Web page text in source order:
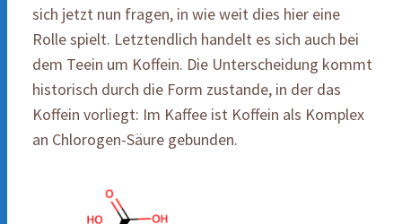
sich jetzt nun fragen, in wie weit dies hier eine
Rolle spielt. Letztendlich handelt es sich auch bei
dem Teein um Koffein. Die Unterscheidung kommt
historisch durch die Form zustande, in der das
Koffein vorliegt: Im Kaffee ist Koffein als Komplex
an Chlorogen-Säure gebunden.